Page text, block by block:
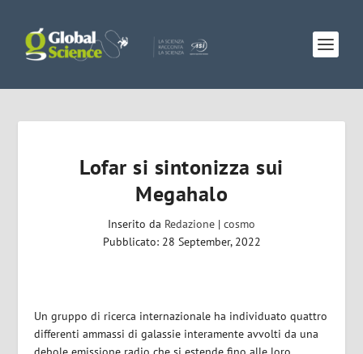
Lofar si sintonizza sui
Megahalo
Inserito da Redazione | cosmo
Pubblicato: 28 September, 2022
Un gruppo di ricerca internazionale ha individuato quattro
differenti ammassi di galassie interamente avvolti da una